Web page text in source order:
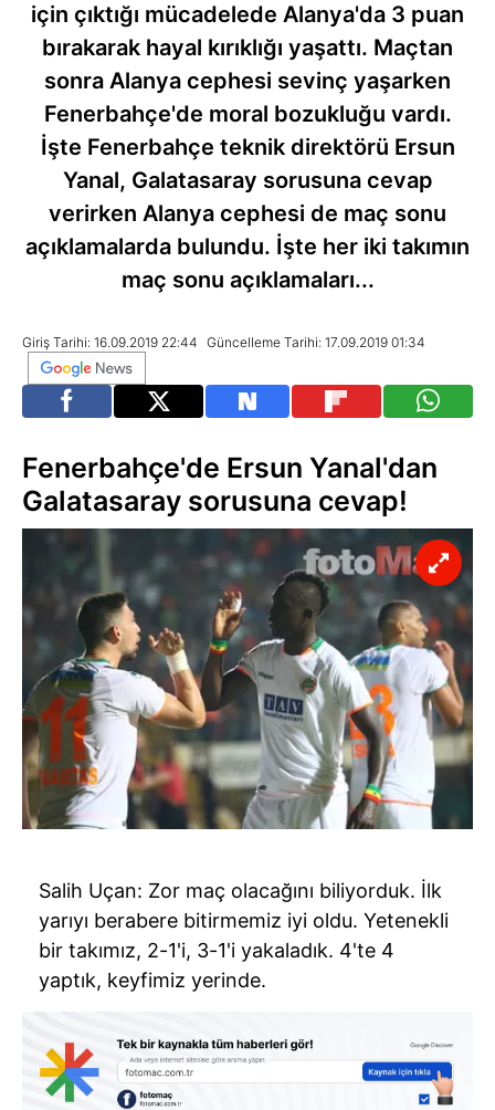
için çıktığı mücadelede Alanya'da 3 puan
bırakarak hayal kırıklığı yaşattı. Maçtan
sonra Alanya cephesi sevinç yaşarken
Fenerbahçe'de moral bozukluğu vardı.
İşte Fenerbahçe teknik direktörü Ersun
Yanal, Galatasaray sorusuna cevap
verirken Alanya cephesi de maç sonu
açıklamalarda bulundu. İşte her iki takımın
maç sonu açıklamaları...
Giriş Tarihi: 16.09.2019 22:44 Güncelleme Tarihi: 17.09.2019 01:34
Fenerbahçe'de Ersun Yanal'dan
Galatasaray sorusuna cevap!
Salih Uçan: Zor maç olacağını biliyorduk. İlk
yarıyı berabere bitirmemiz iyi oldu. Yetenekli
bir takımız, 2-1'i, 3-1'i yakaladık. 4'te 4
yaptık, keyfimiz yerinde.